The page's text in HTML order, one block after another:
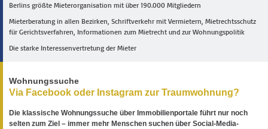
Berlins größte Mieterorganisation mit über 190.000 Mitgliedern
Mieterberatung in allen Bezirken, Schriftverkehr mit Vermietern, Mietrechtsschutz
für Gerichtsverfahren, Informationen zum Mietrecht und zur Wohnungspolitik
Die starke Interessenvertretung der Mieter
Wohnungssuche
Via Facebook oder Instagram zur Traumwohnung?
Die klassische Wohnungssuche über Immobilienportale führt nur noch
selten zum Ziel – immer mehr Menschen suchen über Social-Media-